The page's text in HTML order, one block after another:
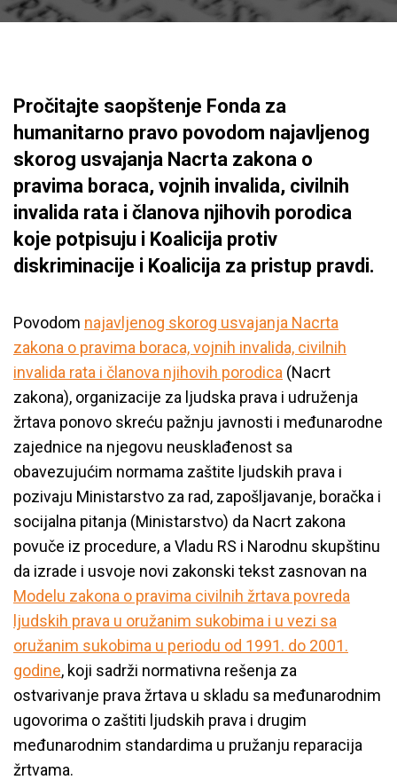
Pročitajte saopštenje Fonda za
humanitarno pravo povodom najavljenog
skorog usvajanja Nacrta zakona o
pravima boraca, vojnih invalida, civilnih
invalida rata i članova njihovih porodica
koje potpisuju i Koalicija protiv
diskriminacije i Koalicija za pristup pravdi.
Povodom najavljenog skorog usvajanja Nacrta
zakona o pravima boraca, vojnih invalida, civilnih
invalida rata i članova njihovih porodica (Nacrt
zakona), organizacije za ljudska prava i udruženja
žrtava ponovo skreću pažnju javnosti i međunarodne
zajednice na njegovu neusklađenost sa
obavezujućim normama zaštite ljudskih prava i
pozivaju Ministarstvo za rad, zapošljavanje, boračka i
socijalna pitanja (Ministarstvo) da Nacrt zakona
povuče iz procedure, a Vladu RS i Narodnu skupštinu
da izrade i usvoje novi zakonski tekst zasnovan na
Modelu zakona o pravima civilnih žrtava povreda
ljudskih prava u oružanim sukobima i u vezi sa
oružanim sukobima u periodu od 1991. do 2001.
godine, koji sadrži normativna rešenja za
ostvarivanje prava žrtava u skladu sa međunarodnim
ugovorima o zaštiti ljudskih prava i drugim
međunarodnim standardima u pružanju reparacija
žrtvama.